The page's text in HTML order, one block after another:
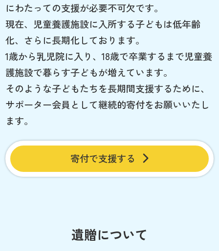
にわたっての支援が必要不可欠です。
現在、児童養護施設に入所する子どもは低年齢
化、さらに長期化しております。
1歳から乳児院に入り、18歳で卒業するまで児童養
護施設で暮らす子どもが増えています。
そのような子どもたちを長期間支援するために、
サポーター会員として継続的寄付をお願いいたし
ます。
寄付で支援する
遺贈について